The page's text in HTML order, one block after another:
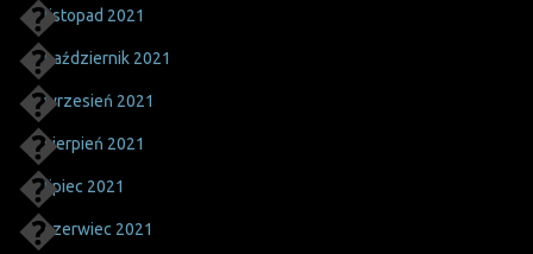
listopad 2021
październik 2021
wrzesień 2021
sierpień 2021
lipiec 2021
czerwiec 2021